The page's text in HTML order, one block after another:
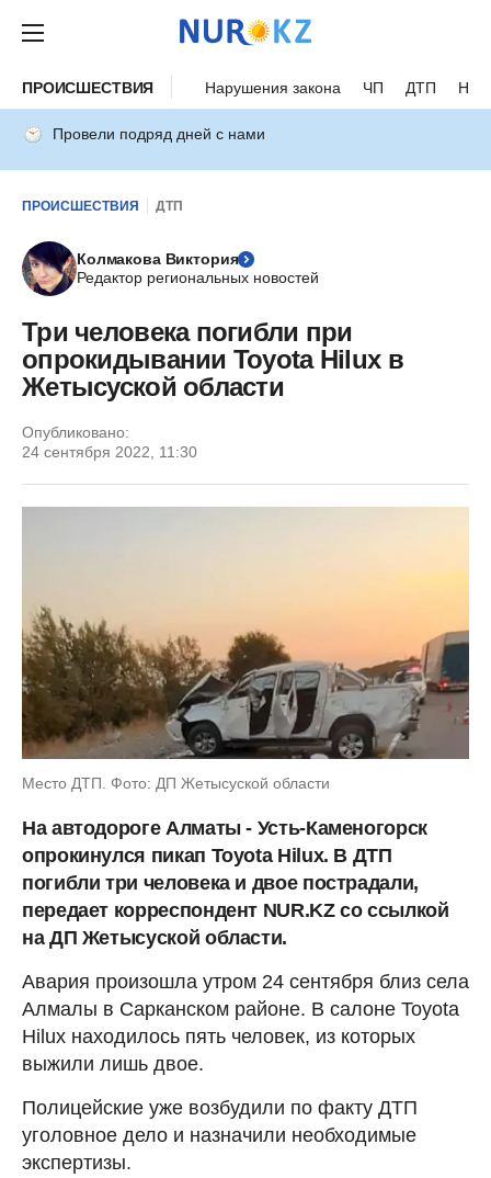
ПРОИСШЕСТВИЯ Нарушения закона ЧП ДТП
Провели подряд дней с нами
ПРОИСШЕСТВИЯ ДТП
Колмакова Виктория
Редактор региональных новостей
Три человека погибли при
опрокидывании Toyota Hilux в
Жетысуской области
Опубликовано:
24 сентября 2022, 11:30
Место ДТП. Фото: ДП Жетысуской области
На автодороге Алматы - Усть-Каменогорск
опрокинулся пикап Toyota Hilux. В ДТП
погибли три человека и двое пострадали,
передает корреспондент NUR.KZ со ссылкой
на ДП Жетысуской области.
Авария произошла утром 24 сентября близ села
Алмалы в Сарканском районе. В салоне Toyota
Hilux находилось пять человек, из которых
выжили лишь двое.
Полицейские уже возбудили по факту ДТП
уголовное дело и назначили необходимые
экспертизы.